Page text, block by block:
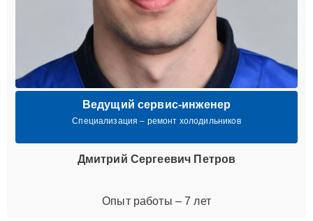
Ведущий сервис-инженер
Специализация – ремонт холодильников
Дмитрий Сергеевич Петров
Опыт работы – 7 лет